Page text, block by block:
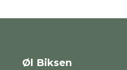
Øl Biksen